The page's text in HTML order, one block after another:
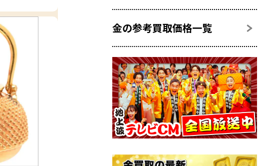
金の参考買取価格一覧